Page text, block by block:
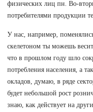
физических лиц пн. Во-
потребителями продукции
У нас, например,
скелетоном ты можешь
что в прошлом году шло
потребления населения, а
окладов, думаю, в ряде
будет небольшой рост
знаю, как действует на